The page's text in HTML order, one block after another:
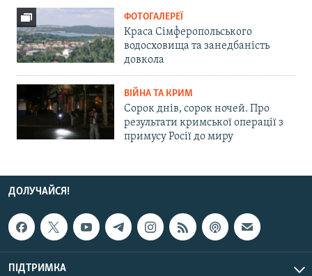
ФОТОГАЛЕРЕЇ
Краса Сімферопольського
водосховища та занедбаність
довкола
ВІЙНА ТА КРИМ
Сорок днів, сорок ночей. Про
результати кримської операції з
примусу Росії до миру
ДОЛУЧАЙСЯ!
ПІДТРИМКА